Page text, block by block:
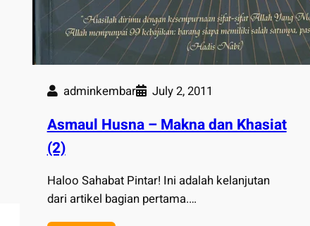
adminkembar July 2, 2011
Asmaul Husna – Makna dan Khasiat
(2)
Haloo Sahabat Pintar! Ini adalah kelanjutan
dari artikel bagian pertama.…